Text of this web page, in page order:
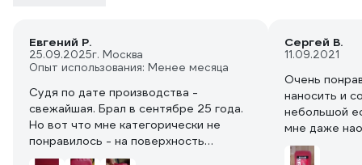
Евгений Р.
25.09.2025г. Москва
Опыт использования: Менее месяца
Судя по дате производства -
свежайшая. Брал в сентябре 25 года.
Но вот что мне категорически не
понравилось - на поверхность
всплывают желтые сгустки, которые
Сергей В.
11.09.2021
Очень
наносить и
небольшой
мне даже
Перед
обеспылить